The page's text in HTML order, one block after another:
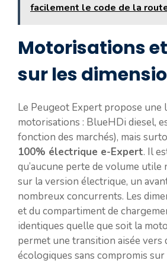
facilement le code de la
Motorisations
sur les
Le Peugeot Expert propose une
motorisations : BlueHDi diesel,
fonction des marchés), mais
100% électrique e-Expert. Il
qu’aucune perte de volume utile
sur la version électrique, un
nombreux concurrents. Les
et du compartiment de
identiques quelle que soit la
permet une transition aisée vers
écologiques sans compromis sur